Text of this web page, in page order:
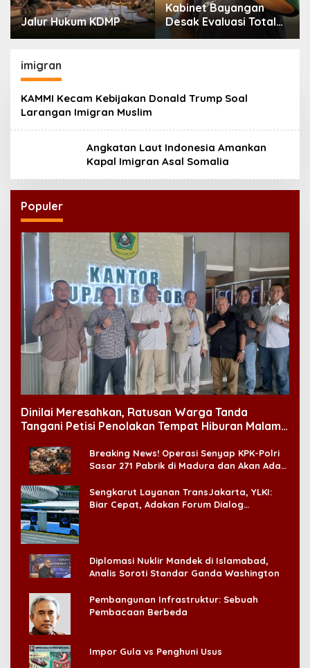
Jalur Hukum KDMP
Kabinet Bayangan
Desak Evaluasi Total
MBG Usai Rentetan
imigran
KAMMI Kecam Kebijakan Donald Trump Soal
Larangan Imigran Muslim
Angkatan Laut Indonesia Amankan
Kapal Imigran Asal Somalia
Populer
Dinilai Meresahkan, Ratusan Warga Tanda
Tangani Petisi Penolakan Tempat Hiburan Malam
Breaking News! Operasi Senyap KPK-Polri
Sasar 271 Pabrik di Madura dan Akan Ada
Sengkarut Layanan TransJakarta, YLKI:
Biar Cepat, Adakan Forum Dialog
Diplomasi Nuklir Mandek di Islamabad,
Analis Soroti Standar Ganda Washington
Pembangunan Infrastruktur: Sebuah
Pembacaan Berbeda
Impor Gula vs Penghuni Usus